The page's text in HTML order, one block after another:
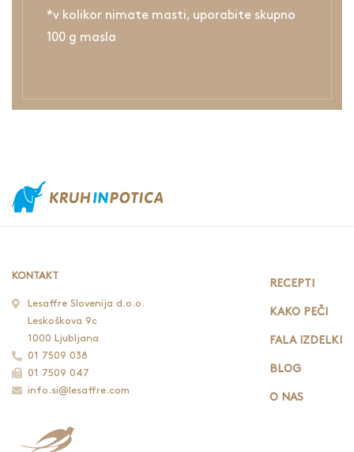
*v kolikor nimate masti, uporabite skupno
100 g masla
KONTAKT
Lesaffre Slovenija d.o.o.
Leskoškova 9c
1000 Ljubljana
01 7509 038
01 7509 047
info.si@lesaffre.com
RECEPTI
KAKO PEČI
FALA IZDELKI
BLOG
O NAS